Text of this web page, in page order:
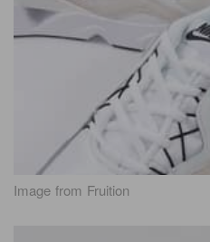
Image from Fruition